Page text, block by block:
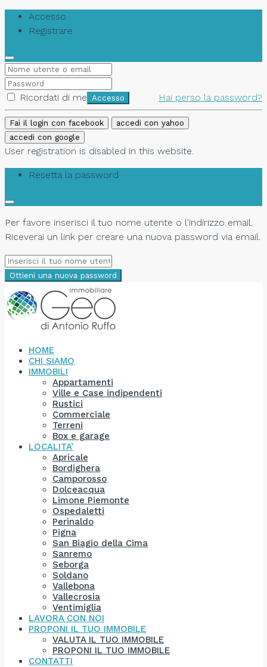
Accesso
Registrare
Ricordati di me Hai perso la password?
Accesso
Fai il login con facebook
accedi con yahoo
accedi con google
User registration is disabled in this website.
Resetta la password
Per favore inserisci il tuo nome utente o l'indirizzo email.
Riceverai un link per creare una nuova password via email.
Ottieni una nuova password
HOME
CHI SIAMO
IMMOBILI
Appartamenti
Ville e Case indipendenti
Rustici
Commerciale
Terreni
Box e garage
LOCALITA’
Apricale
Bordighera
Camporosso
Dolceacqua
Limone Piemonte
Ospedaletti
Perinaldo
Pigna
San Biagio della Cima
Sanremo
Seborga
Soldano
Vallebona
Vallecrosia
Ventimiglia
LAVORA CON NOI
PROPONI IL TUO IMMOBILE
VALUTA IL TUO IMMOBILE
PROPONI IL TUO IMMOBILE
CONTATTI